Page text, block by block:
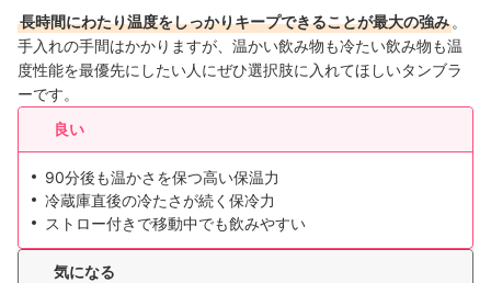
長時間にわたり温度をしっかりキープできることが最大の強み 。
手入れの手間はかかりますが、温かい飲み物も冷たい飲み物も温
度性能を最優先にしたい人にぜひ選択肢に入れてほしいタンブラ
ーです。
良い
90分後も温かさを保つ高い保温力
冷蔵庫直後の冷たさが続く保冷力
ストロー付きで移動中でも飲みやすい
気になる